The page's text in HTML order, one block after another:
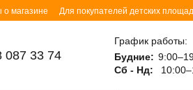
магазине Для покупателей детских
087 33 74
График работы:
Будние:
Сб - Нд: